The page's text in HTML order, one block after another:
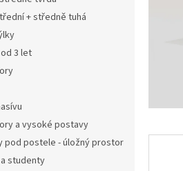
+ středně tuhá
3 let
a vysoké postavy
pod postele - úložný prostor
studenty